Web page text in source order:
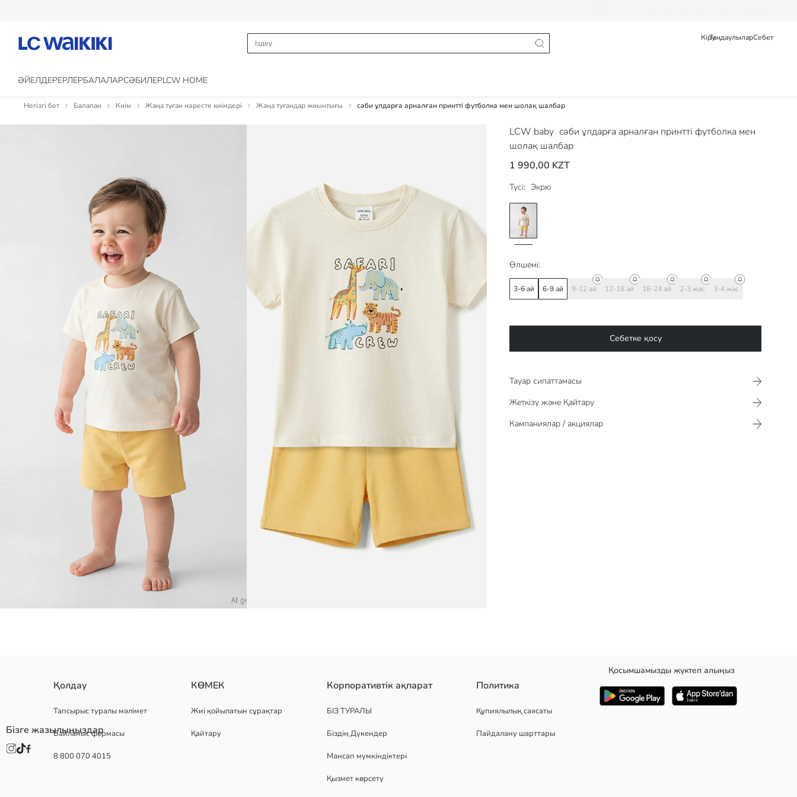
КіруТаңдаулыларСебет
ӘЙЕЛДЕРЕРЛЕРБАЛАЛАРCӘБИЛЕРLCW HOME
Негізгі бет Балапан Киім Жаңа туған нәресте киімдері Жаңа туғандар жиынтығы сәби ұлдарға арналған принтті футболка мен шолақ шалбар
LCW baby сәби ұлдарға арналған принтті футболка мен
шолақ шалбар
1 990,00 KZT
Түсі: Экрю
Өлшемі:
3-6 ай 6-9 ай 9-12 ай 12-18 ай 18-24 ай 2-3 жас 3-4 жас
Себетке қосу
Тауар сипаттамасы​​​​​
Жеткізу және Қайтару
Кампаниялар / акциялар
Негізгі Мата Шолақ Шалбар:
Сатушы:
Бренд:
Қолдау
Тапсырыс туралы мәлімет
Байланыс формасы
8 800 070 4015
КӨМЕК
Жиі қойылатын сұрақтар
Қайтару
Корпоративтік ақпарат
БІЗ ТУРАЛЫ
Біздің Дүкендер
Мансап мүмкіндіктері
Қызмет көрсету
Политика
Құпиялылық саясаты
Пайдалану шарттары
Қосымшамызды жүктеп алыңыз
Бізге жазылыңыздар